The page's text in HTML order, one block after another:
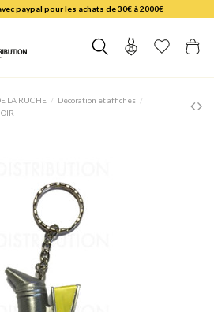
paypal pour les achats de 30€ à 2000€
LA RUCHE
Décoration et affiches